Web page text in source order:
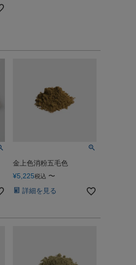
金上色消粉五毛色
¥5,225税込 〜
詳細を見る